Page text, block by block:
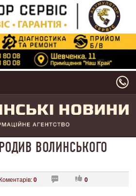
ВОЛИНСЬКОГО
Коментарів:0 0